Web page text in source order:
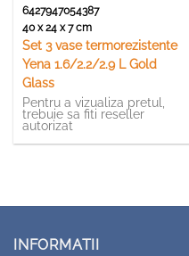
6427947054387
40 x 24 x 7 cm
Set 3 vase termorezistente
Yena 1.6/2.2/2.9 L Gold
Glass
Pentru a vizualiza pretul,
trebuie sa fiti reseller
autorizat
INFORMATII